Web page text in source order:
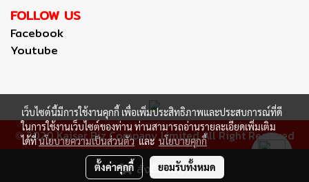
สั่งซื้อสินค้า
FOLLOW US
Facebook
Youtube
©2020 Kaiser Biz Company Limited All Right Reserved
ผู้เข้าชมวันนี้
เว็บไซต์นี้มีการใช้งานคุกกี้ เพื่อเพิ่มประสิทธิภาพและประสบการณ์ที่ดี
ในการใช้งานเว็บไซต์ของท่าน ท่านสามารถอ่านรายละเอียดเพิ่มเติม
ได้ที่นโยบายความเป็นส่วนตัวและนโยบายคุกกี้
ตั้งค่าคุกกี้ ยอมรับทั้งหมด